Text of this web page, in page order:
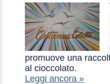
promuove una
al cioccolato.
Leggi ancora »